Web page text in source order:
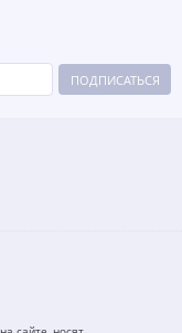
ПОДПИСАТЬСЯ